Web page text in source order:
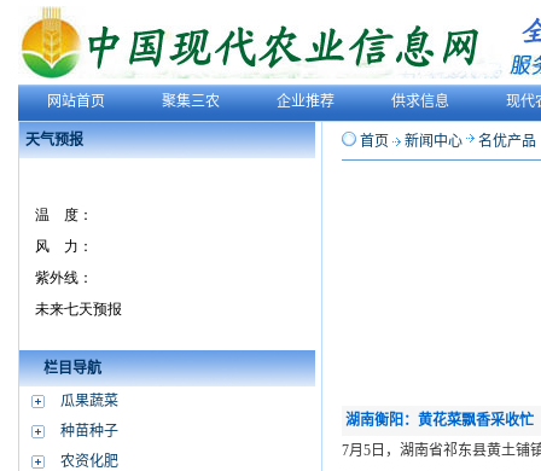
网站首页 聚集三农 企业推荐 供求信息 现代
天气预报
栏目导航
瓜果蔬菜
种苗种子
农资化肥
首页 新闻中心 名优产品
湖南衡阳：黄花菜飘香采收忙
7月5日，湖南省祁东县黄土铺